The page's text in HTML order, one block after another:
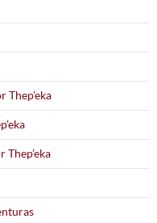
Thep’eka
Thep’eka